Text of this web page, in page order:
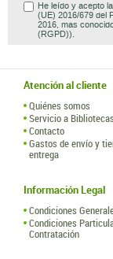
He leído y acepto la
(UE) 2016/679 del
2016, mas
(RGPD)).
Atención al cliente
Quiénes somos
Servicio a Bibliotecas
Contacto
Gastos de envío y
entrega
Información Legal
Condiciones
Condiciones
Contratación